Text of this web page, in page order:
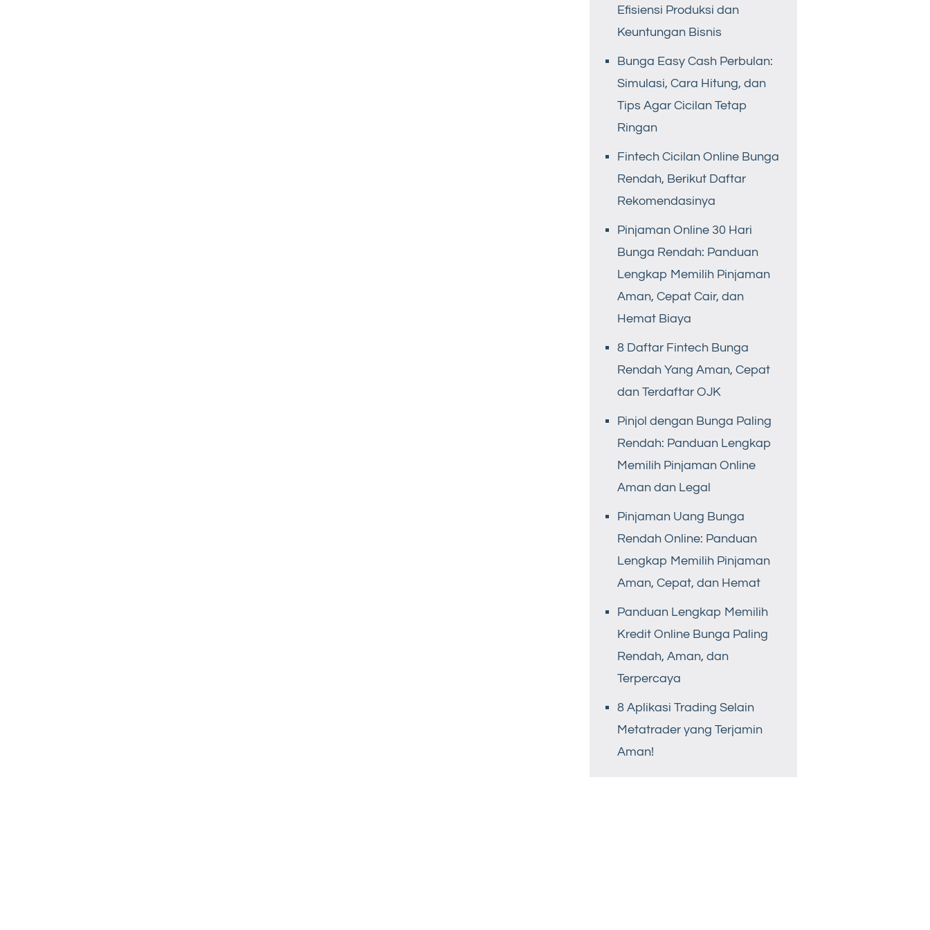
Efisiensi Produksi dan
Keuntungan Bisnis
Bunga Easy Cash Perbulan:
Simulasi, Cara Hitung, dan
Tips Agar Cicilan Tetap
Ringan
Fintech Cicilan Online Bunga
Rendah, Berikut Daftar
Rekomendasinya
Pinjaman Online 30 Hari
Bunga Rendah: Panduan
Lengkap Memilih Pinjaman
Aman, Cepat Cair, dan
Hemat Biaya
8 Daftar Fintech Bunga
Rendah Yang Aman, Cepat
dan Terdaftar OJK
Pinjol dengan Bunga Paling
Rendah: Panduan Lengkap
Memilih Pinjaman Online
Aman dan Legal
Pinjaman Uang Bunga
Rendah Online: Panduan
Lengkap Memilih Pinjaman
Aman, Cepat, dan Hemat
Panduan Lengkap Memilih
Kredit Online Bunga Paling
Rendah, Aman, dan
Terpercaya
8 Aplikasi Trading Selain
Metatrader yang Terjamin
Aman!